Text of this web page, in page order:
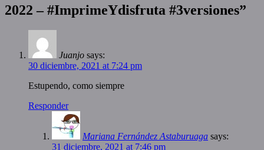
2022 – #ImprimeYdisfruta #3versiones”
Juanjo says:
30 diciembre, 2021 at 7:24 pm
Estupendo, como siempre
Responder
Mariana Fernández Astaburuaga says:
31 diciembre, 2021 at 7:46 pm